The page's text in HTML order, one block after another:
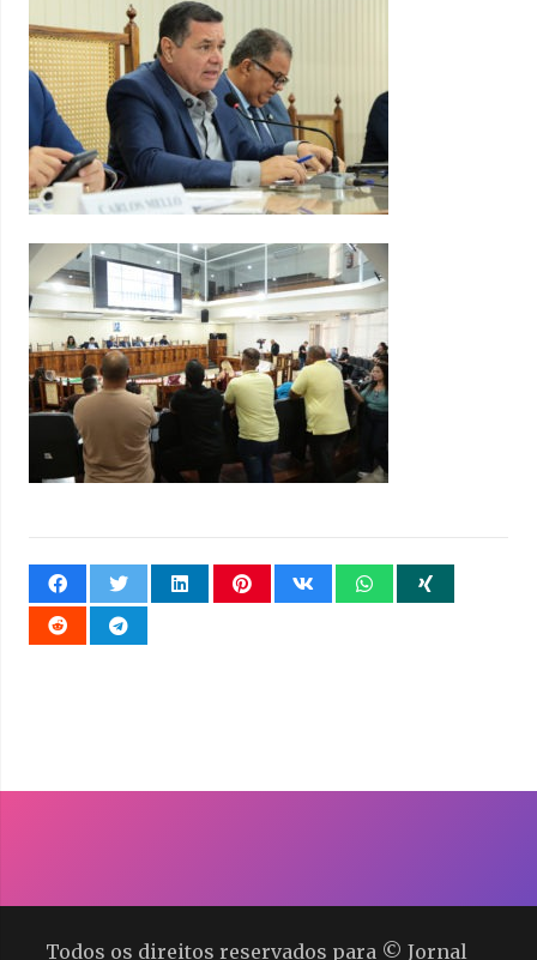
Todos os direitos reservados para © Jornal